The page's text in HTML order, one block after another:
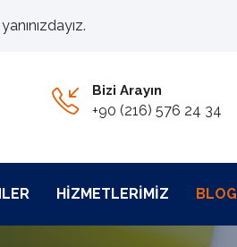
Bizi Arayın
+90 (216) 576 24 34
HIZMETLERIMIZ BLOG